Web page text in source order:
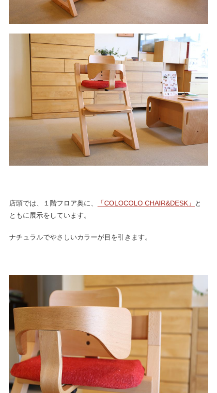
店頭では、１階フロア奥に、 「COLOCOLO CHAIR&DESK」 と
ともに展示をしています。
ナチュラルでやさしいカラーが目を引きます。